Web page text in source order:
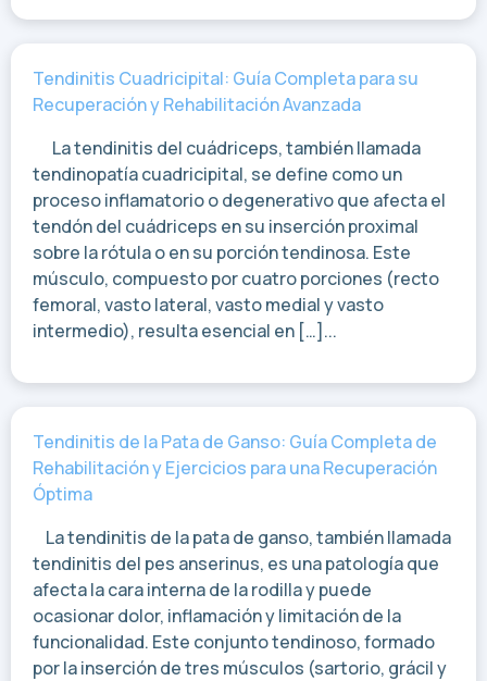
Tendinitis Cuadricipital: Guía Completa para su
Recuperación y Rehabilitación Avanzada
La tendinitis del cuádriceps, también llamada
tendinopatía cuadricipital, se define como un
proceso inflamatorio o degenerativo que afecta el
tendón del cuádriceps en su inserción proximal
sobre la rótula o en su porción tendinosa. Este
músculo, compuesto por cuatro porciones (recto
femoral, vasto lateral, vasto medial y vasto
intermedio), resulta esencial en […]...
Tendinitis de la Pata de Ganso: Guía Completa de
Rehabilitación y Ejercicios para una Recuperación
Óptima
La tendinitis de la pata de ganso, también llamada
tendinitis del pes anserinus, es una patología que
afecta la cara interna de la rodilla y puede
ocasionar dolor, inflamación y limitación de la
funcionalidad. Este conjunto tendinoso, formado
por la inserción de tres músculos (sartorio, grácil y